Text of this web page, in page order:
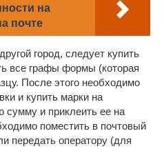
на
почте
город, следует купить
все графы формы (которая
После этого необходимо
и купить марки на
и приклеить ее на
поместить в почтовый
передать оператору (для